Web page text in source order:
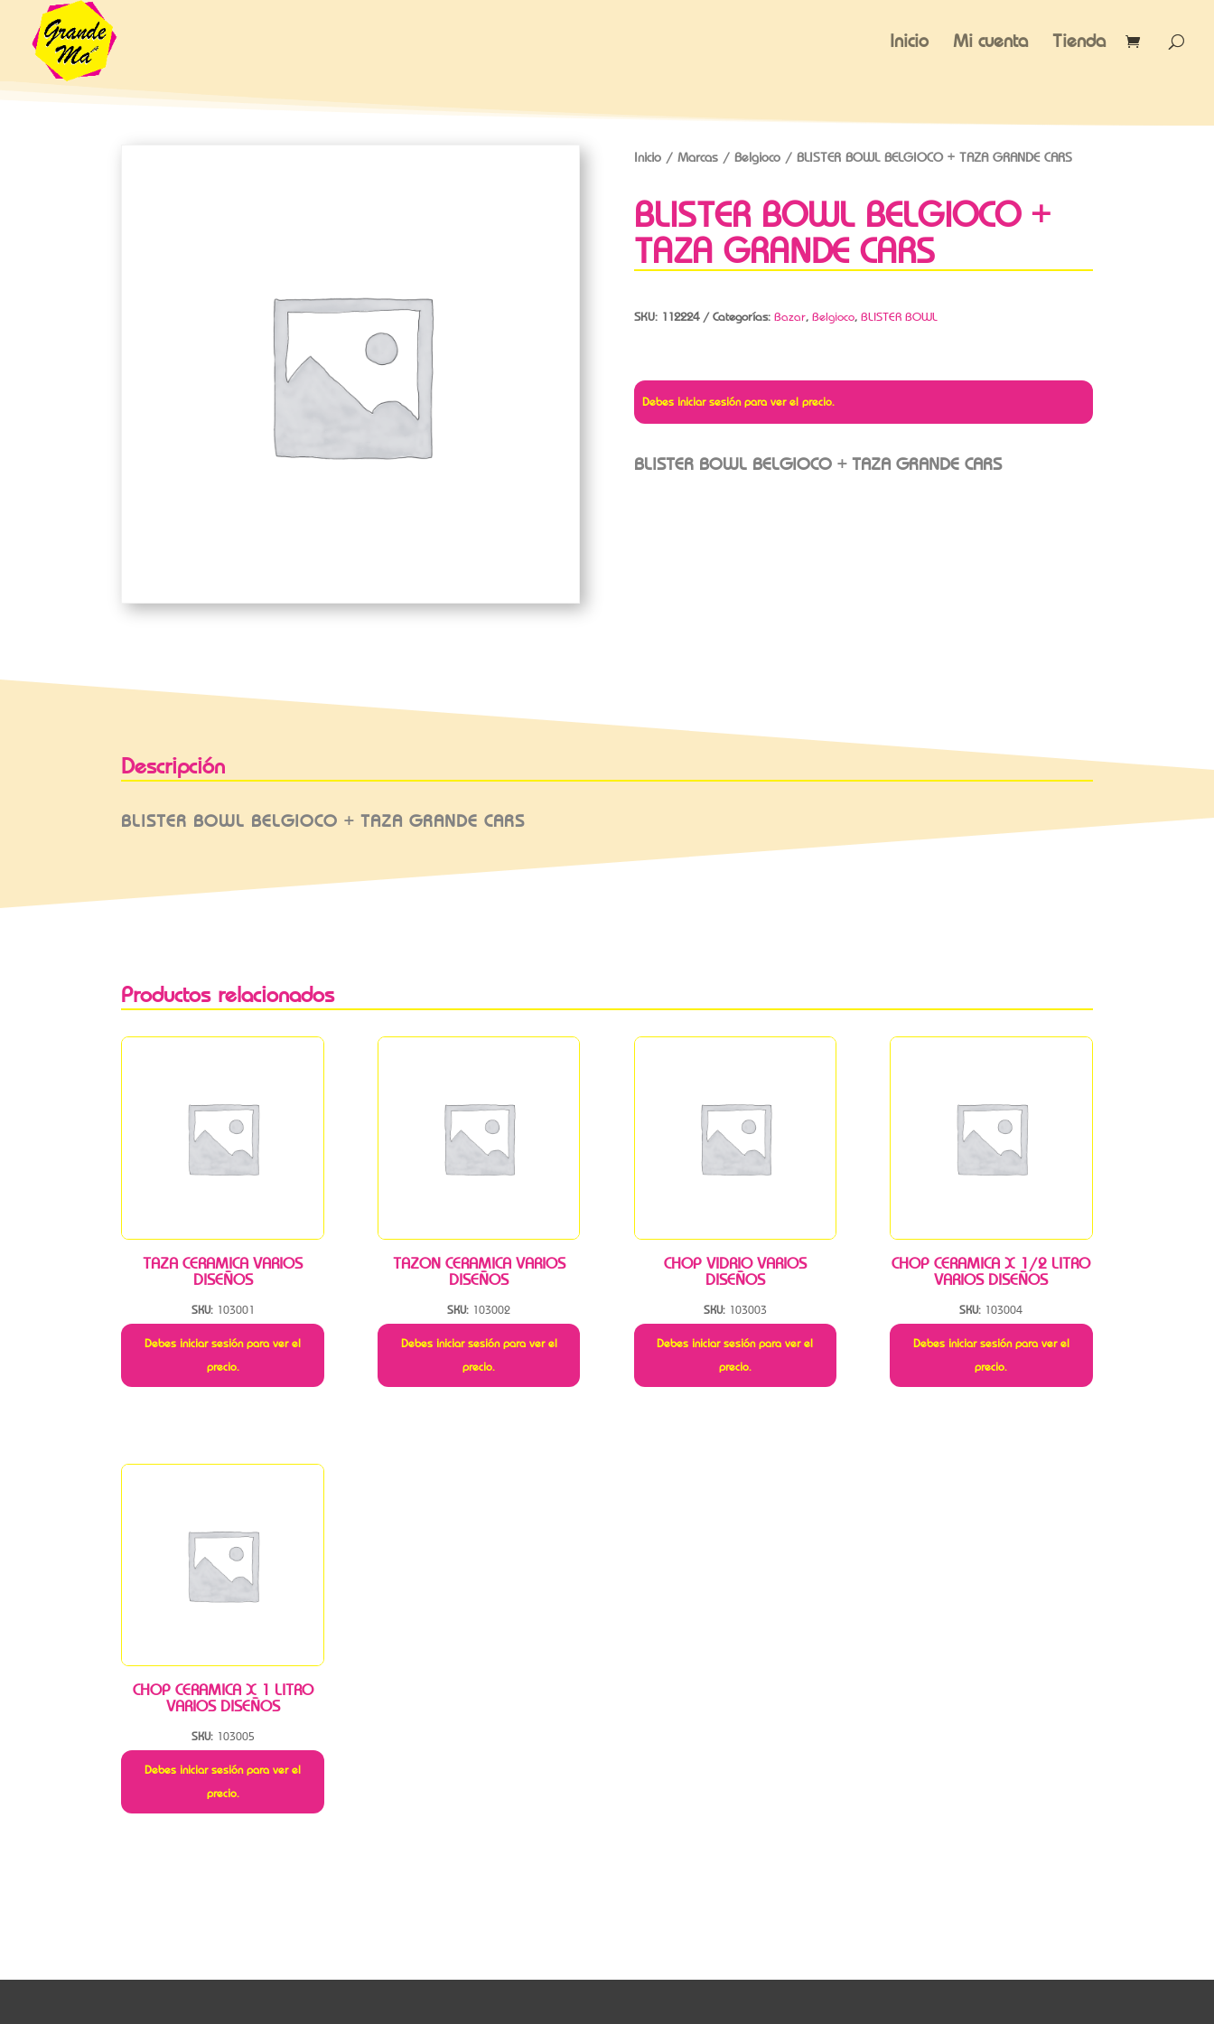
Inicio Mi cuenta Tienda
Inicio/ Marcas/ Belgioco/ BLISTER BOWL BELGIOCO + TAZA GRANDE CARS
BLISTER BOWL BELGIOCO +
TAZA GRANDE CARS
SKU: 112224 Categorías: Bazar, Belgioco, BLISTER BOWL
Debes iniciar sesión para ver el precio.
BLISTER BOWL BELGIOCO + TAZA GRANDE CARS
Descripción
BLISTER BOWL BELGIOCO + TAZA GRANDE CARS
Productos relacionados
TAZA CERAMICA VARIOS
DISEÑOS
SKU: 103001
Debes iniciar sesión para ver el
precio.
TAZON CERAMICA VARIOS
DISEÑOS
SKU: 103002
Debes iniciar sesión para ver el
precio.
CHOP VIDRIO VARIOS
DISEÑOS
SKU: 103003
Debes iniciar sesión para ver el
precio.
CHOP CERAMICA X 1/2 LITRO
VARIOS DISEÑOS
SKU: 103004
Debes iniciar sesión para ver el
precio.
CHOP CERAMICA X 1 LITRO
VARIOS DISEÑOS
SKU: 103005
Debes iniciar sesión para ver el
precio.